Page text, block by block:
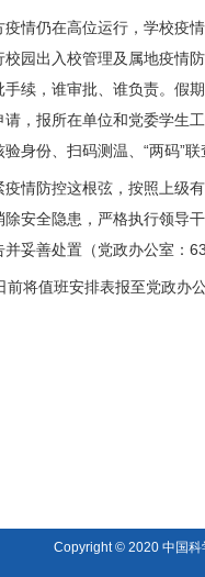
情仍在高位运行，学校疫
园出入校管理及属地疫情
续，谁审批、谁负责。假
，报所在单位和党委学生
身份、扫码测温、“两码”联
情防控这根弦，按照上级
安全隐患，严格执行领导
妥善处置（党政办公室：
前将值班安排表报至党政办
Copyright © 2020 中国科